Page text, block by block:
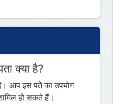
क्या है?
आप इस पते का उपयोग
हो सकते हैं।